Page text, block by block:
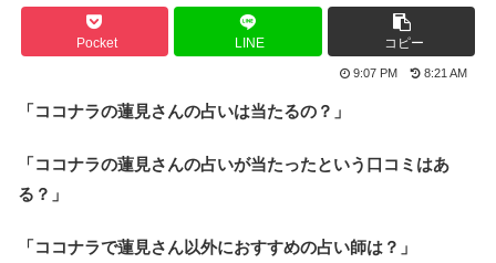
Pocket LINE コピー
9:07 PM 8:21 AM
「ココナラの蓮見さんの占いは当たるの？」
「ココナラの蓮見さんの占いが当たったという口コミはあ
る？」
「ココナラで蓮見さん以外におすすめの占い師は？」